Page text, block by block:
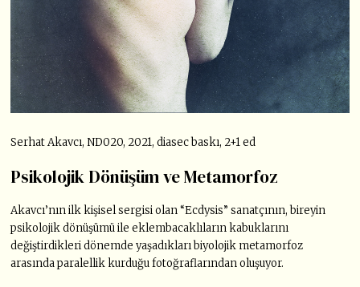
Serhat Akavcı, ND020, 2021, diasec baskı, 2+1 ed
Psikolojik Dönüşüm ve Metamorfoz
Akavcı’nın ilk kişisel sergisi olan “Ecdysis” sanatçının, bireyin
psikolojik dönüşümü ile eklembacaklıların kabuklarını
değiştirdikleri dönemde yaşadıkları biyolojik metamorfoz
arasında paralellik kurduğu fotoğraflarından oluşuyor.